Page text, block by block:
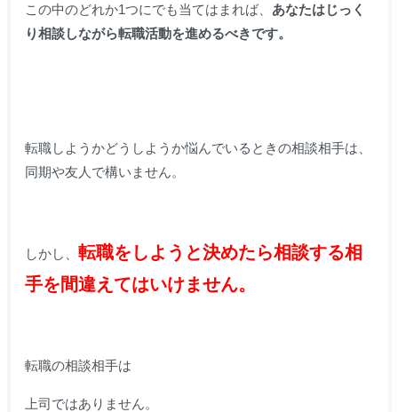
この中のどれか1つにでも当てはまれば、 あなたはじっく
り相談しながら転職活動を進めるべきです。
転職しようかどうしようか悩んでいるときの相談相手は、
同期や友人で構いません。
しかし、 転職をしようと決めたら相談する相
手を間違えてはいけません。
転職の相談相手は
上司ではありません。